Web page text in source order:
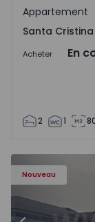
Santa
Appartement
Santa
Acheter En
2 1
Nouveau
- 19
Appartement T1